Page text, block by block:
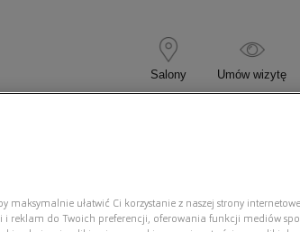
Salony Umów wizytę
maksymalnie ułatwić Ci korzystanie z naszej strony
i reklam do Twoich preferencji, oferowania funkcji mediów